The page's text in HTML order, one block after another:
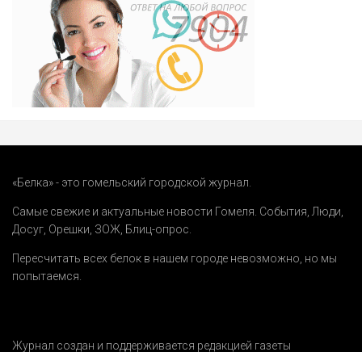
«Белка» - это гомельский городской журнал.
Самые свежие и актуальные новости Гомеля. События Люди
Досуг Орешки ЗОЖ Блиц-опрос
Пересчитать всех белок в нашем городе невозможно, но мы
попытаемся.
Журнал создан и поддерживается редакцией газеты